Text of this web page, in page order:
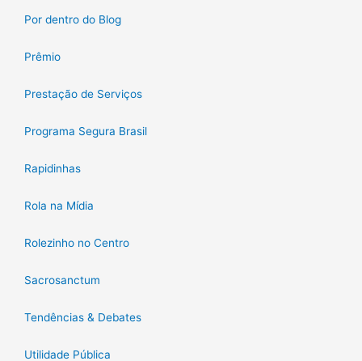
Por dentro do Blog
Prêmio
Prestação de Serviços
Programa Segura Brasil
Rapidinhas
Rola na Mídia
Rolezinho no Centro
Sacrosanctum
Tendências & Debates
Utilidade Pública